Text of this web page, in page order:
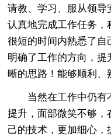
请教、学习、服从领导
认真地完成工作任务，
很短的时间内熟悉了自
明确了工作的方向，
晰的思路！能够顺利、
当然在工作中仍有
提升，面部微笑不够，
己的技术，更加细心，